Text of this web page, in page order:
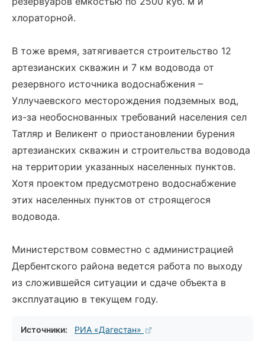
хлораторной.
В тоже время, затягивается строительство 12
артезианских скважин и 7 км водовода от
резервного источника водоснабжения –
Уллучаевского месторождения подземных вод,
из-за необоснованных требований населения сел
Татляр и Великент о приостановлении бурения
артезианских скважин и строительства водовода
на территории указанных населенных пунктов.
Хотя проектом предусмотрено водоснабжение
этих населенных пунктов от строящегося
водовода.
Министерством совместно с администрацией
Дербентского района ведется работа по выходу
из сложившейся ситуации и сдаче объекта в
эксплуатацию в текущем году.
Источники: РИА «Дагестан»